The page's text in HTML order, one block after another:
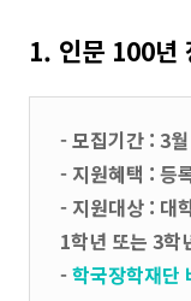
1. 인문 100년
- 모집기간 : 3
- 지원혜택 : 등
- 지원대상 : 대
1학년 또는 3학
-학국장학재단